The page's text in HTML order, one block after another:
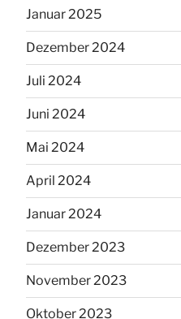
Januar 2025
Dezember 2024
Juli 2024
Juni 2024
Mai 2024
April 2024
Januar 2024
Dezember 2023
November 2023
Oktober 2023